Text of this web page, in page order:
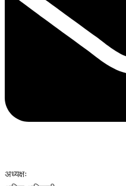
अध्यक्षः